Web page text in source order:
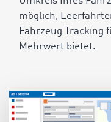
möglich,
Fahrzeug Tracking
Mehrwert bietet.